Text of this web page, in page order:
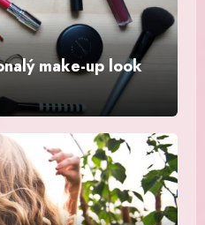
make-up look